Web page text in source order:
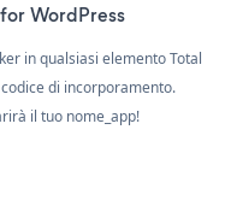
WordPress
in qualsiasi elemento Total
di incorporamento.
il tuo nome_app!